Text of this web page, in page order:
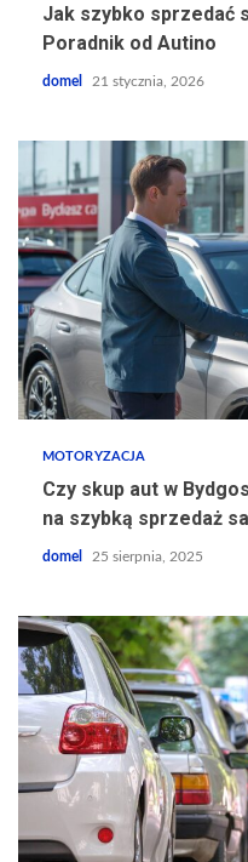
Jak szybko sprzedać
Poradnik od Autino
domel 21 stycznia, 2026
MOTORYZACJA
Czy skup aut w
na szybką sprzedaż
domel 25 sierpnia, 2025